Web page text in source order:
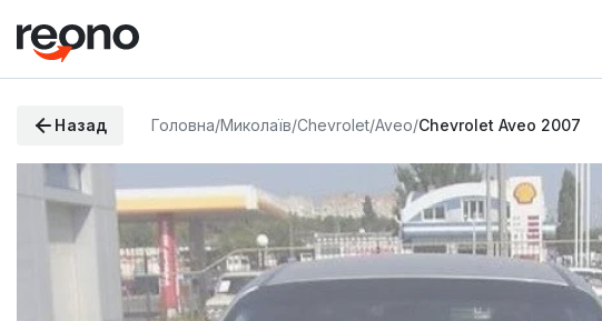
Назад Головна/Миколаїв/Chevrolet/Aveo/Chevrolet Aveo 2007